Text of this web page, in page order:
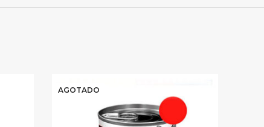
AGOTADO